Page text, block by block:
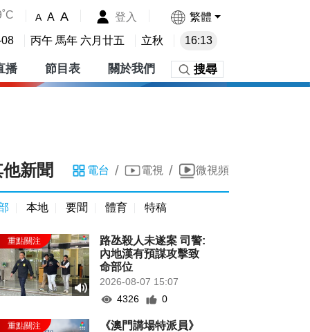
A A A 登入 繁體
丙午 馬年 六月廿五 立秋 16:13
播 節目表 關於我們 搜尋
新聞 電台 / 電視 / 微視頻
本地 要聞 體育 特稿
路氹殺人未遂案 司警:
內地漢有預謀攻擊致
命部位
2026-08-07 15:07
4326
0
《澳門講場特派員》